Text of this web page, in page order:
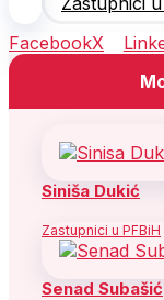
FacebookX
Siniša Dukić
Zastupnici u PFBiH
Senad Subašić